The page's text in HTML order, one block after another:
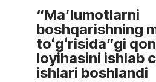
“Ma’lumotlarni
boshqarishning
toʻgʻrisida”gi
loyihasini ishlab
ishlari boshlandi